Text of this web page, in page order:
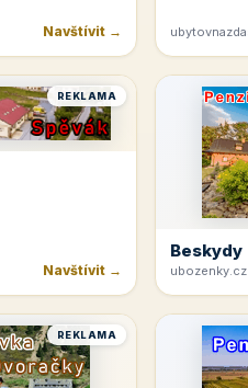
Navštívit →
REKLAMA
Navštívit →
Beskydy
ubozenky.cz
REKLAMA